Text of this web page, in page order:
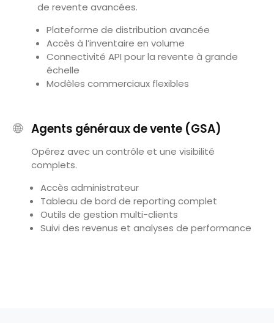
de revente avancées.
Plateforme de distribution avancée
Accès à l’inventaire en volume
Connectivité API pour la revente à grande
échelle
Modèles commerciaux flexibles
🌐 Agents généraux de vente (GSA)
Opérez avec un contrôle et une visibilité
complets.
Accès administrateur
Tableau de bord de reporting complet
Outils de gestion multi-clients
Suivi des revenus et analyses de performance